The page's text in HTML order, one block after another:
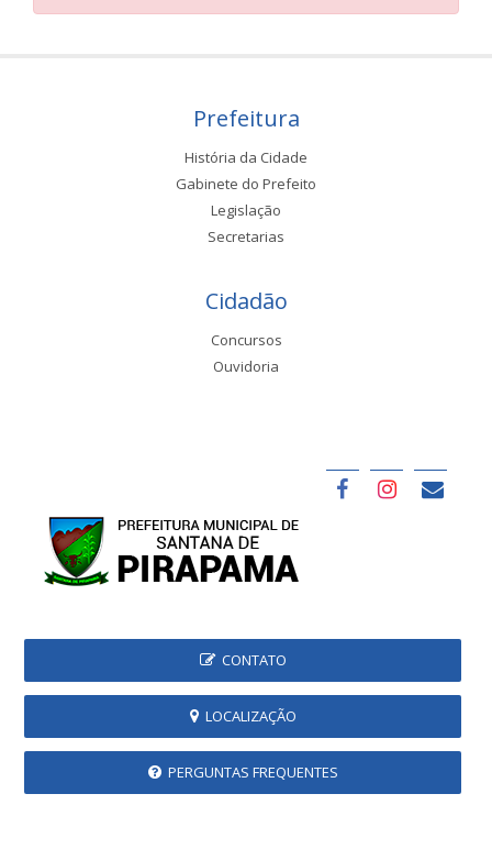
Prefeitura
História da Cidade
Gabinete do Prefeito
Legislação
Secretarias
Cidadão
Concursos
Ouvidoria
CONTATO
LOCALIZAÇÃO
PERGUNTAS FREQUENTES